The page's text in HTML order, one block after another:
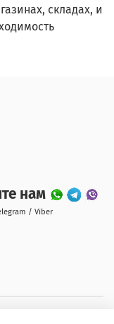
складах, и
нам
/ Viber